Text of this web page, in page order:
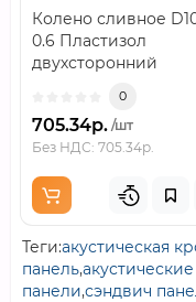
Колено сливное
0.6 Пластизол
двухсторонний
0
705.34р. /шт
Без НДС: 705.34р.
Теги:акустическая
панель,
панели,сэндвич